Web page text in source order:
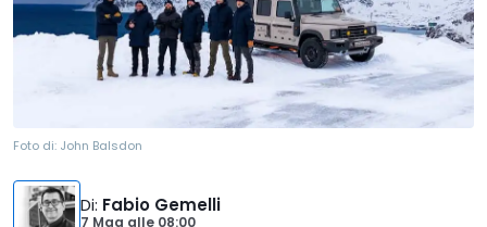
Foto di: John Balsdon
Di: Fabio Gemelli
7 Mag alle 08:00